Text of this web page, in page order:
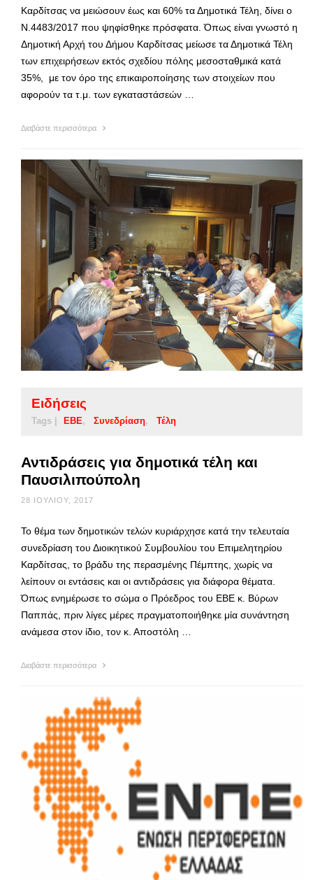
Καρδίτσας να μειώσουν έως και 60% τα Δημοτικά Τέλη, δίνει ο
Ν.4483/2017 που ψηφίσθηκε πρόσφατα. Όπως είναι γνωστό η
Δημοτική Αρχή του Δήμου Καρδίτσας μείωσε τα Δημοτικά Τέλη
των επιχειρήσεων εκτός σχεδίου πόλης μεσοσταθμικά κατά
35%, με τον όρο της επικαιροποίησης των στοιχείων που
αφορούν τα τ.μ. των εγκαταστάσεών …
Διαβάστε περισσότερα
Ειδήσεις
Tags | ΕΒΕ Συνεδρίαση Τέλη
Αντιδράσεις για δημοτικά τέλη και
Παυσιλιπούπολη
28 ΙΟΥΛΊΟΥ, 2017
Το θέμα των δημοτικών τελών κυριάρχησε κατά την τελευταία
συνεδρίαση του Διοικητικού Συμβουλίου του Επιμελητηρίου
Καρδίτσας, το βράδυ της περασμένης Πέμπτης, χωρίς να
λείπουν οι εντάσεις και οι αντιδράσεις για διάφορα θέματα.
Όπως ενημέρωσε το σώμα ο Πρόεδρος του ΕΒΕ κ. Βύρων
Παππάς, πριν λίγες μέρες πραγματοποιήθηκε μία συνάντηση
ανάμεσα στον ίδιο, τον κ. Αποστόλη …
Διαβάστε περισσότερα